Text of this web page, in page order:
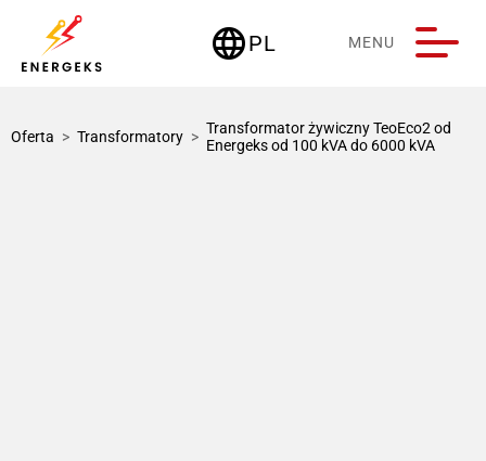
languagePL
Deutschland MENU
Oferta > Transformatory > Transformator żywiczny TeoEco2 od
Energeks od 100 kVA do 6000 kVA